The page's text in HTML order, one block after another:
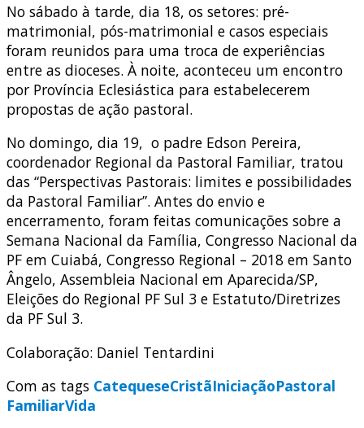
No sábado à tarde, dia 18, os setores: pré-
matrimonial, pós-matrimonial e casos especiais
foram reunidos para uma troca de experiências
entre as dioceses. À noite, aconteceu um encontro
por Província Eclesiástica para estabelecerem
propostas de ação pastoral.
No domingo, dia 19, o padre Edson Pereira,
coordenador Regional da Pastoral Familiar, tratou
das “Perspectivas Pastorais: limites e possibilidades
da Pastoral Familiar”. Antes do envio e
encerramento, foram feitas comunicações sobre a
Semana Nacional da Família, Congresso Nacional da
PF em Cuiabá, Congresso Regional – 2018 em Santo
Ângelo, Assembleia Nacional em Aparecida/SP,
Eleições do Regional PF Sul 3 e Estatuto/Diretrizes
da PF Sul 3.
Colaboração: Daniel Tentardini
Com as tags CatequeseCristãIniciaçãoPastoral
FamiliarVida